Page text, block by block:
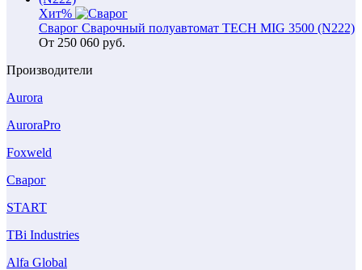
Хит%
Сварог Сварочный полуавтомат TECH MIG 3500 (N222)
От 250 060 руб.
Производители
Aurora
AuroraPro
Foxweld
Сварог
START
TBi Industries
Alfa Global